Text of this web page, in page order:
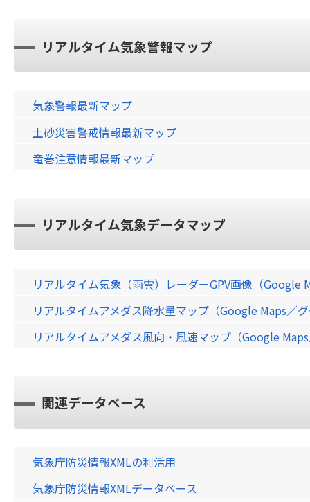
リアルタイム気象警報マップ
気象警報最新マップ
土砂災害警戒情報最新マップ
竜巻注意情報最新マップ
リアルタイム気象データマップ
リアルタイム気象（雨雲）レーダーGPV画像（Google
リアルタイムアメダス降水量マップ（Google Maps／
リアルタイムアメダス風向・風速マップ（Google
関連データベース
気象庁防災情報XMLの利活用
気象庁防災情報XMLデータベース